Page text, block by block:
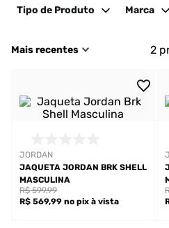
Tipo de Produto Marca
Mais recentes 2
JORDAN
JAQUETA JORDAN BRK SHELL
MASCULINA
R$ 569,99 no pix à vista
R$ 599,99